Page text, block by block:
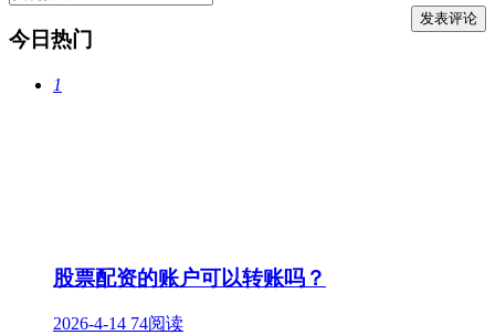
今日热门
1
股票配资的账户可以转账吗？
2026-4-14 74阅读